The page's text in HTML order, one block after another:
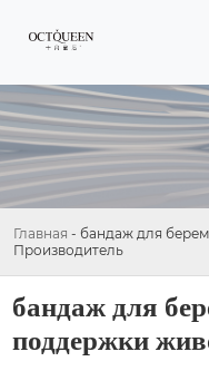
Главная - бандаж для
Производитель
бандаж для
поддержки